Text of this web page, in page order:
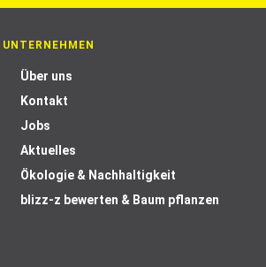
UNTERNEHMEN
Über uns
Kontakt
Jobs
Aktuelles
Ökologie & Nachhaltigkeit
blizz-z bewerten & Baum pflanzen